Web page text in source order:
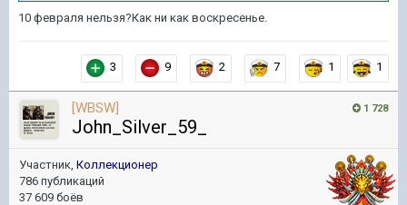
10 февраля нельзя?Как ни как воскресенье.
3 9 2 7 1 1
1 728
[WBSW]
John_Silver_59_
Участник, Коллекционер
786 публикаций
37 609 боёв